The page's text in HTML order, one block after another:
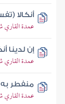
أنكالا
عمدة
إن لدينا
عمدة
منفطر
عمدة